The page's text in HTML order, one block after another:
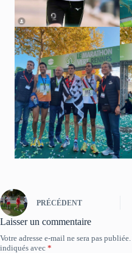
PRÉCÉDENT
Laisser un commentaire
Votre adresse e-mail ne sera pas publiée.
indiqués avec *